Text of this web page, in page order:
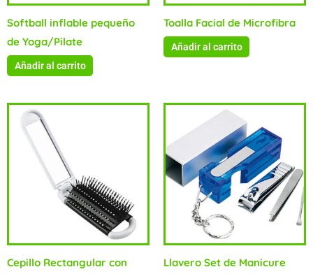
Softball inflable pequeño
de Yoga/Pilate
Añadir al carrito
Toalla Facial de Microfibra
Añadir al carrito
Cepillo Rectangular con
Llavero Set de Manicure